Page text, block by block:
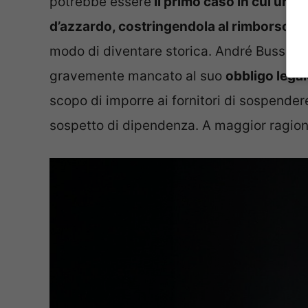
d’azzardo, costringendola al rimborso
modo di diventare storica. André
gravemente mancato al suo obbligo
scopo di imporre ai fornitori di
sospetto di dipendenza. A maggior